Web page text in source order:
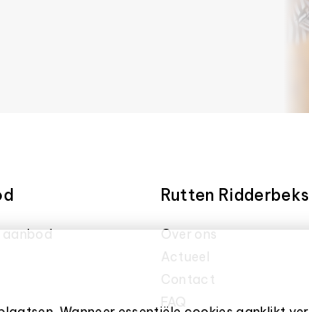
Rutten Ridderbeks
Over ons
Actueel
Contact
FAQ